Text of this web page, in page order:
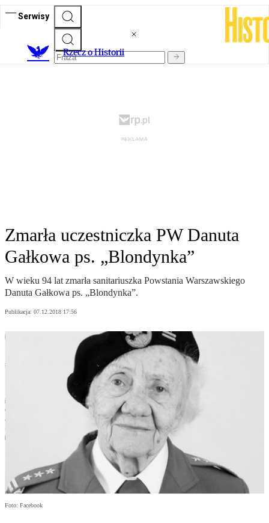
Serwisy
Rzecz o Historii
Zmarła uczestniczka PW Danuta
Gałkowa ps. „Blondynka”
W wieku 94 lat zmarła sanitariuszka Powstania Warszawskiego
Danuta Gałkowa ps. „Blondynka”.
Publikacja: 07.12.2018 17:56
Foto: Facebook